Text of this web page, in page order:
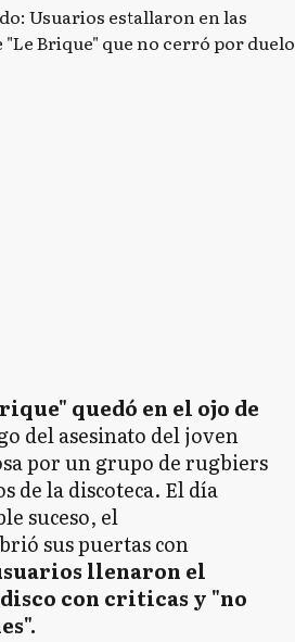
quedó en el ojo de
del asesinato del joven
por un grupo de rugbiers
de la discoteca. El día
suceso, el
sus puertas con
llenaron el
con criticas y "no